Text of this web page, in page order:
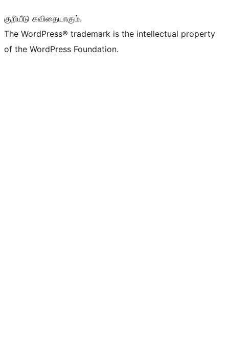
குறியீடு கவிதையாகும்.
The WordPress® trademark is the intellectual property
of the WordPress Foundation.